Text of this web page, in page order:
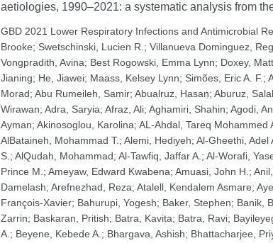
aetiologies, 1990–2021: a systematic analysis from
GBD 2021 Lower Respiratory Infections and Antimicrobial
Brooke; Swetschinski, Lucien R. ; Villanueva Dominguez,
Vongpradith, Avina; Best Rogowski, Emma Lynn; Doxey,
Jianing; He, Jiawei; Maass, Kelsey Lynn; Simões, Eric A. F. ;
Morad; Abu Rumeileh, Samir; Abualruz, Hasan; Aburuz,
Wirawan; Adra, Saryia; Afraz, Ali; Aghamiri, Shahin; Agodi,
Ayman; Akinosoglou, Karolina; AL-Ahdal, Tareq Mohammed
AlBataineh, Mohammad T.; Alemi, Hediyeh; Al-Gheethi, Adel
S. ; AlQudah, Mohammad; Al-Tawfiq, Jaffar A. ; Al-Worafi,
Prince M. ; Ameyaw, Edward Kwabena; Amuasi, John H. ;
Damelash; Arefnezhad, Reza; Atalell, Kendalem Asmare;
François-Xavier; Bahurupi, Yogesh; Baker, Stephen; Banik,
Zarrin; Baskaran, Pritish; Batra, Kavita; Batra, Ravi;
A. ; Beyene, Kebede A. ; Bhargava, Ashish; Bhattacharjee,